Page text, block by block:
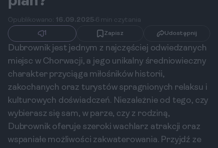
Opublikowano: 16.09.2025 6 min czytania
1
Zapisz Udostępnij
Dubrownik jest jednym z najczęściej odwiedzanych
miejsc w Chorwacji, a jego unikalny średniowieczny
charakter przyciąga miłośników historii,
zakochanych oraz turystów spragnionych relaksu i
kulturowych doświadczeń. Niezależnie od tego, czy
wybierasz się sam, w parze, czy z rodziną,
Dubrownik oferuje szeroki wachlarz atrakcji oraz
wspaniałe możliwości zakwaterowania. Przyjdź ze